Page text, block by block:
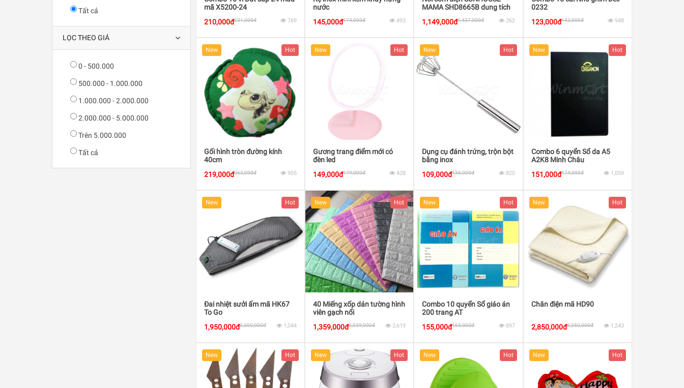
Tất cả
LỌC THEO GIÁ
0 - 500.000
500.000 - 1.000.000
1.000.000 - 2.000.000
2.000.000 - 5.000.000
Trên 5.000.000
Tất cả
mã X5200-24
210,000đ231,000đ 769
nước
145,000đ174,000đ 493
MAMA SHD8665B dung tích
1,149,000đ1,437,000đ 262
0232
123,000đ142,000đ 948
New Hot
Gối hình tròn đường kính
40cm
219,000đ263,000đ 905
New Hot
Gương trang điểm mới có
đèn led
149,000đ179,000đ 428
New Hot
Dụng cụ đánh trứng, trộn bột
bằng inox
109,000đ136,000đ 820
New Hot
Combo 6 quyển Sổ da A5
A2K8 Minh Châu
151,000đ174,000đ 1,059
New Hot
Đai nhiệt sưởi ấm mã HK67
To Go
1,950,000đ2,300,000đ 1,044
New Hot
40 Miếng xốp dán tường hình
viên gạch nổi
1,359,000đ2,039,000đ 2,619
New Hot
Combo 10 quyển Sổ giáo án
200 trang AT
155,000đ165,000đ 897
New Hot
Chăn điện mã HD90
2,850,000đ3,350,000đ 1,243
New Hot New Hot New Hot New Hot